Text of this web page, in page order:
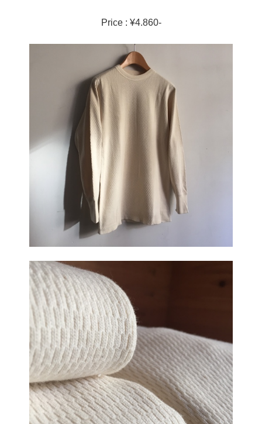
Price : ¥4.860-